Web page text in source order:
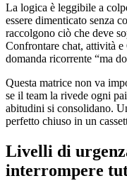
La logica è leggibile a
essere dimenticato senza
raccolgono ciò che deve
Confrontare chat, attività
domanda ricorrente “ma
Questa matrice non va
se il team la rivede ogni
abitudini si consolidano.
perfetto chiuso in un
Livelli di
interrompere